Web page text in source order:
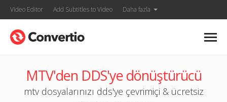
Video Editor Add Subtitles to Video Daha fazla
MTV'den DDS'ye dönüştürücü
mtv dosyalarınızı dds'ye çevrimiçi & ücretsiz